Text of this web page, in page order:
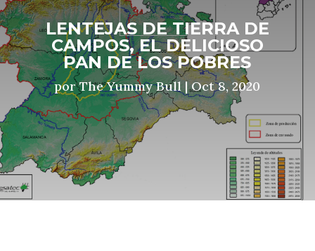
LENTEJAS DE TIERRA DE
CAMPOS, EL DELICIOSO
PAN DE LOS POBRES
porThe Yummy Bull |Oct 8, 2020